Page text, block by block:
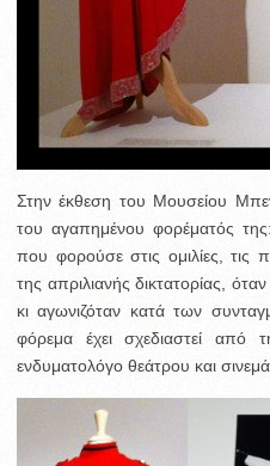
Στην έκθεση του Μουσείου
του αγαπημένου φορέματός
που φορούσε στις ομιλίες, τις
της απριλιανής δικτατορίας,
κι αγωνιζόταν κατά των
φόρεμα έχει σχεδιαστεί από
ενδυματολόγο θεάτρου και